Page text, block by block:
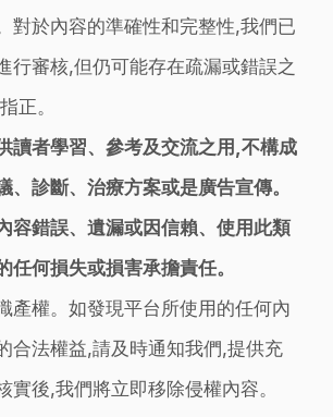
對於內容的準確性和完整性,我們已
行審核,但仍可能存在疏漏或錯誤之
正。
讀者學習、參考及交流之用,不構成
、診斷、治療方案或是廣告宣傳。
容錯誤、遺漏或因信賴、使用此類
任何損失或損害承擔責任。
產權。如發現平台所使用的任何內
合法權益,請及時通知我們,提供充
實後,我們將立即移除侵權內容。